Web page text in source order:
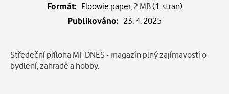
Formát: Floowie paper, 2 MB(1 stran)
Publikováno: 23. 4. 2025
Popis
Středeční příloha MF DNES - magazín plný zajímavostí o
bydlení, zahradě a hobby.